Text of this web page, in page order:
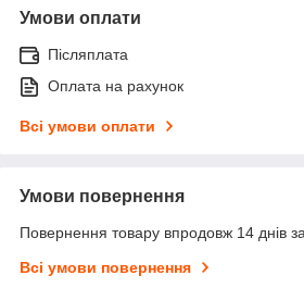
Умови оплати
Післяплата
Оплата на рахунок
Всі умови оплати
Умови повернення
Повернення товару впродовж 14 днів
Всі умови повернення